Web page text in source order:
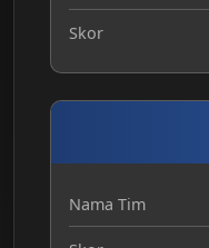
Skor
Nama Tim